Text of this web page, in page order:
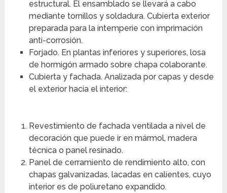
estructural. El ensamblado se llevará a cabo
mediante tornillos y soldadura. Cubierta exterior
preparada para la intemperie con imprimación
anti-corrosión.
Forjado. En plantas inferiores y superiores, losa
de hormigón armado sobre chapa colaborante.
Cubierta y fachada. Analizada por capas y desde
el exterior hacia el interior:
Revestimiento de fachada ventilada a nivel de
decoración que puede ir en mármol, madera
técnica o panel resinado.
Panel de cerramiento de rendimiento alto, con
chapas galvanizadas, lacadas en calientes, cuyo
interior es de poliuretano expandido.